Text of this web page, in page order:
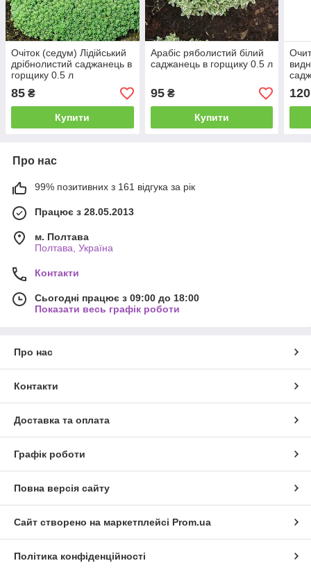
Очіток (седум) Лідійський
дрібнолистий саджанець в
горщику 0.5 л
85 ₴
Купити
Арабіс ряболистий білий
саджанець в горщику 0.5 л
95₴
Купити
120
Про нас
99% позитивних з 161 відгука за рік
Працює з 28.05.2013
м. Полтава
Полтава, Україна
Контакти
Сьогодні працює з 09:00 до 18:00
Показати весь графік роботи
Про нас
Контакти
Доставка та оплата
Графік роботи
Повна версія сайту
Сайт створено на маркетплейсі Prom.ua
Політика конфіденційності